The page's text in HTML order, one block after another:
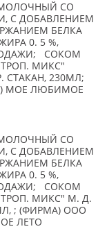
СО
С ДОБАВЛЕНИЕМ
БЕЛКА
0. 5 %,
СОКОМ
МИКС"
СТАКАН, 230МЛ;
МОЕ ЛЮБИМОЕ
СО
С ДОБАВЛЕНИЕМ
БЕЛКА
0. 5 %,
СОКОМ
МИКС" М. Д.
; (ФИРМА) ООО
ЛЕТО